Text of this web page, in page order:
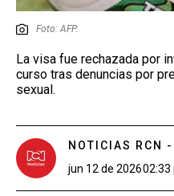
Foto: AFP.
La visa fue rechazada por
curso tras denuncias por
sexual.
NOTICIAS RCN
jun 12 de 202602:33